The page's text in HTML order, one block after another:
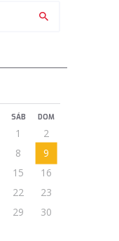
SÁB DOM
1
2
8
9
15
16
22
23
29
30